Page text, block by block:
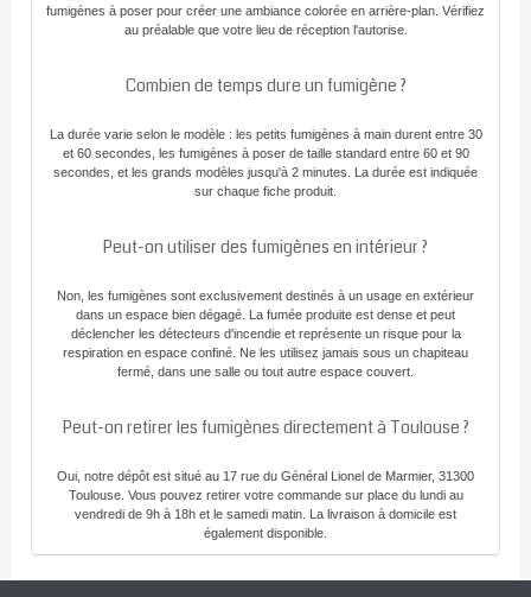
fumigènes à poser pour créer une ambiance colorée en arrière-plan. Vérifiez
au préalable que votre lieu de réception l'autorise.
Combien de temps dure un fumigène ?
La durée varie selon le modèle : les petits fumigènes à main durent entre 30
et 60 secondes, les fumigènes à poser de taille standard entre 60 et 90
secondes, et les grands modèles jusqu'à 2 minutes. La durée est indiquée
sur chaque fiche produit.
Peut-on utiliser des fumigènes en intérieur ?
Non, les fumigènes sont exclusivement destinés à un usage en extérieur
dans un espace bien dégagé. La fumée produite est dense et peut
déclencher les détecteurs d'incendie et représente un risque pour la
respiration en espace confiné. Ne les utilisez jamais sous un chapiteau
fermé, dans une salle ou tout autre espace couvert.
Peut-on retirer les fumigènes directement à Toulouse ?
Oui, notre dépôt est situé au 17 rue du Général Lionel de Marmier, 31300
Toulouse. Vous pouvez retirer votre commande sur place du lundi au
vendredi de 9h à 18h et le samedi matin. La livraison à domicile est
également disponible.